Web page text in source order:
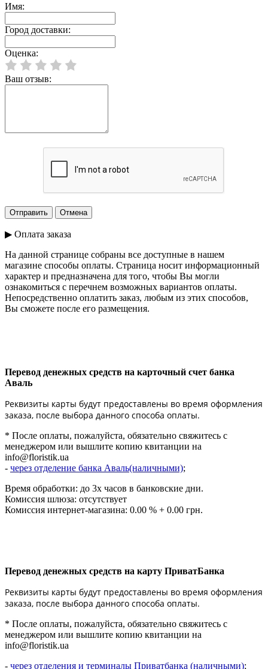
Имя:
Город доставки:
Оценка:
Ваш отзыв:
▶ Оплата заказа
На данной странице собраны все доступные в нашем
магазине способы оплаты. Страница носит информационный
характер и предназначена для того, чтобы Вы могли
ознакомиться с перечнем возможных вариантов оплаты.
Непосредственно оплатить заказ, любым из этих способов,
Вы сможете после его размещения.
Перевод денежных средств на карточный счет банка
Аваль
Реквизиты карты будут предоставлены во время оформления
заказа, после выбора данного способа оплаты.
* После оплаты, пожалуйста, обязательно свяжитесь с
менеджером или вышлите копию квитанции на
info@floristik.ua
- через отделение банка Аваль(наличными);
Время обработки: до 3х часов в банковские дни.
Комиссия шлюза: отсутствует
Комиссия интернет-магазина: 0.00 % + 0.00 грн.
Перевод денежных средств на карту ПриватБанка
Реквизиты карты будут предоставлены во время оформления
заказа, после выбора данного способа оплаты.
* После оплаты, пожалуйста, обязательно свяжитесь с
менеджером или вышлите копию квитанции на
info@floristik.ua
- через отделения и терминалы Приватбанка (наличными);